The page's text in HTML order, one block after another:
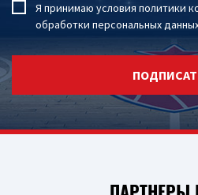
Я принимаю условия политики
обработки персональных